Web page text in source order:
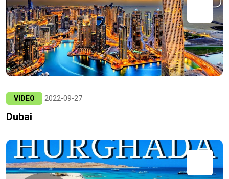
VIDEO 2022-09-27
Dubai